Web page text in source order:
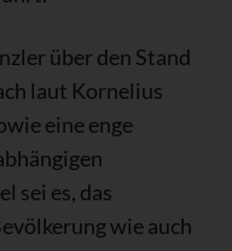
über den Stand
laut Kornelius
eine enge
sei es, das
wie auch